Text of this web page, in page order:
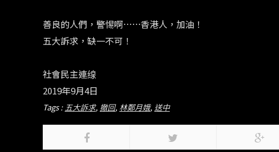
善良的人們，警惕啊⋯⋯香港人，加油！
五大訴求，缺一不可！
社會民主連缐
2019年9月4日
Tags :五大訴求, 撤回, 林鄭月娥, 送中